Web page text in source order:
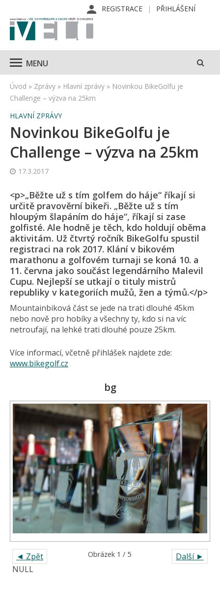
REGISTRACE PŘIHLÁŠENÍ
MENU
Úvod » Zprávy » Hlavní zprávy » Novinkou BikeGolfu je
Challenge – výzva na 25km
HLAVNÍ ZPRÁVY
Novinkou BikeGolfu je
Challenge – výzva na 25km
17.3.2017
<p>„Běžte už s tím golfem do háje“ říkají si
určitě pravověrní bikeři. „Běžte už s tím
hloupým šlapáním do háje“, říkají si zase
golfisté. Ale hodně je těch, kdo holdují oběma
aktivitám. Už čtvrtý ročník BikeGolfu spustil
registraci na rok 2017. Klání v bikovém
marathonu a golfovém turnaji se koná 10. a
11. června jako součást legendárního Malevil
Cupu. Nejlepší se utkají o tituly mistrů
republiky v kategoriích mužů, žen a týmů.</p>
Mountainbiková část se jede na trati dlouhé 45km
nebo nově pro hobíky a všechny ty, kdo si na víc
netroufají, na lehké trati dlouhé pouze 25km.
Více informací, včetně přihlášek najdete zde:
www.bikegolf.cz
bg
◄ Zpět Další ►
Obrázek 1 / 5
NULL